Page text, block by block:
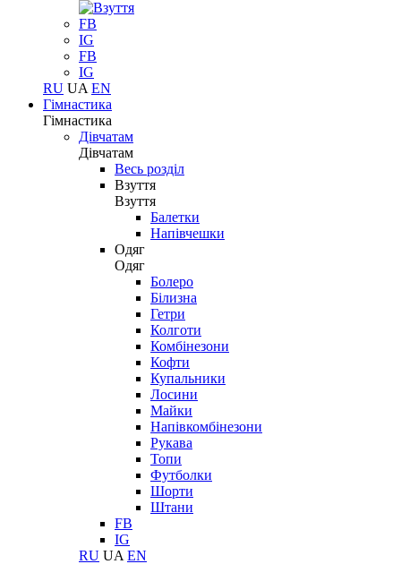
FB
IG
FB
IG
RU UA EN
Гімнастика
Гімнастика
Дівчатам
Дівчатам
Весь розділ
Взуття
Взуття
Балетки
Напівчешки
Одяг
Одяг
Болеро
Білизна
Гетри
Колготи
Комбінезони
Кофти
Купальники
Лосини
Майки
Напівкомбінезони
Рукава
Топи
Футболки
Шорти
Штани
FB
IG
RU UA EN